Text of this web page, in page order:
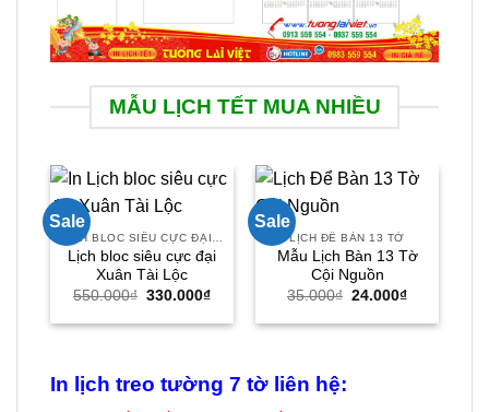
MẪU LỊCH TẾT MUA NHIỀU
Sale
Lịch bloc siêu cực đại
Xuân Tài Lộc
550.000₫ Giá
là:
330.000₫Giá
tại
Sale
LỊCH ĐỂ BÀN 13 TỜ
Mẫu Lịch Bàn 13 Tờ
Cội Nguồn
35.000₫ Giá
là:
24.000₫Giá
tại
In lịch treo tường 7 tờ liên hệ: